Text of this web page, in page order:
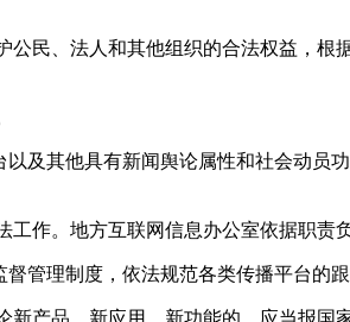
民、法人和其他组织的合法权益，
及其他具有新闻舆论属性和社会动员
作。地方互联网信息办公室依据职责
管理制度，依法规范各类传播平台的跟
产品、新应用、新功能的，应当报国